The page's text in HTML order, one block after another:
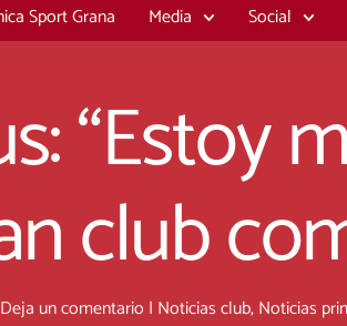
Sport Grana
Media Social
“Estoy
club
Deja un comentario | Noticias club,Noticias